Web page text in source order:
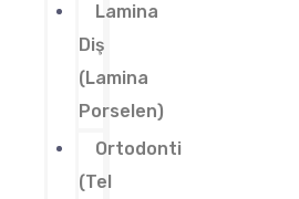
Lamina
Diş
(Lamina
Porselen)
Ortodonti
(Tel